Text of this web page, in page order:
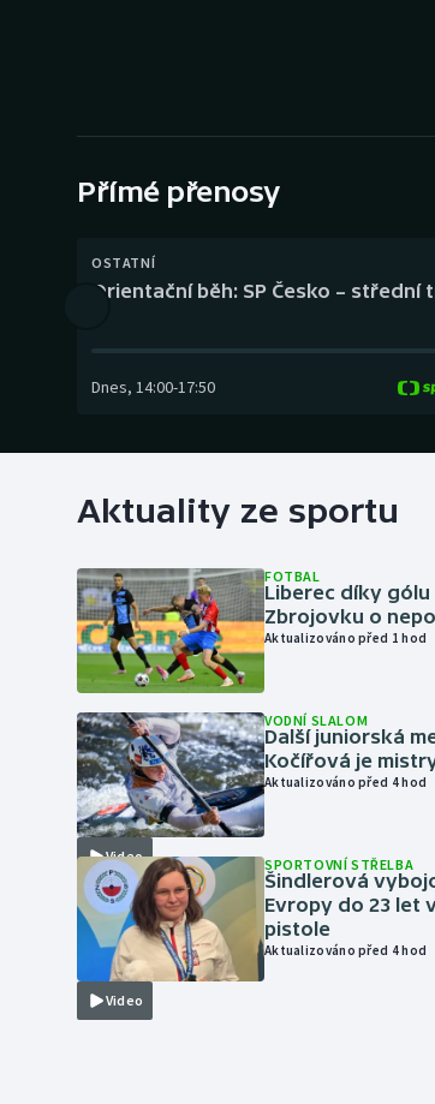
Přímé přenosy
OSTATNÍ
Orientační běh: SP Česko – střední
Dnes, 14:00-17:50
Aktuality ze sportu
FOTBAL
Liberec díky
Zbrojovku o
Aktualizováno před 1 hod
Video
VODNÍ SLALOM
Další juniorská
Kočířová je
Aktualizováno před 4 hod
Video
SPORTOVNÍ STŘELBA
Šindlerová
Evropy do 23 let
pistole
Aktualizováno před 4 hod